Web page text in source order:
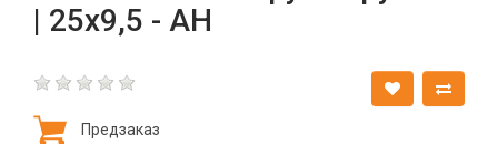
| 25х9,5 - АН
Предзаказ